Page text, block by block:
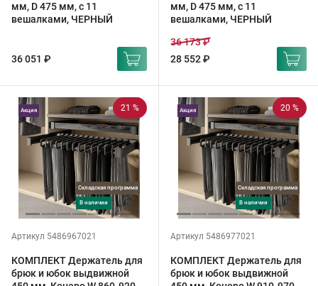
мм, D 475 мм, с 11
вешалками, ЧЕРНЫЙ
36 051 ₽
мм, D 475 мм, с 11
вешалками, ЧЕРНЫЙ
28 552 ₽
36 173 ₽
21 %
Складская программа
в наличии
Акция
Артикул 5486967021
КОМПЛЕКТ Держатель для
брюк и юбок выдвижной
20 %
Складская программа
в наличии
Акция
Артикул 5486977021
КОМПЛЕКТ Держатель для
брюк и юбок выдвижной